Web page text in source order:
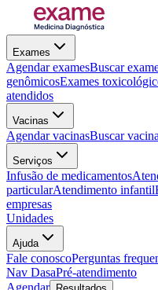
Exames
Agendar examesBuscar
genômicosExames
atendidos
Vacinas
Agendar vacinasBuscar
Serviços
Infusão de medicamentos
particularAtendimento infantil
empresas
Unidades
Ajuda
Fale conoscoPerguntas
Nav DasaPré-atendimento
Agendar